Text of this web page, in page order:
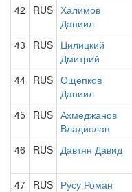
42 RUS Халимов
Даниил
43 RUS Цилицкий
Дмитрий
44 RUS Ощепков
Даниил
45 RUS Ахмеджанов
Владислав
46 RUS Давтян Давид
47 RUS Русу Роман